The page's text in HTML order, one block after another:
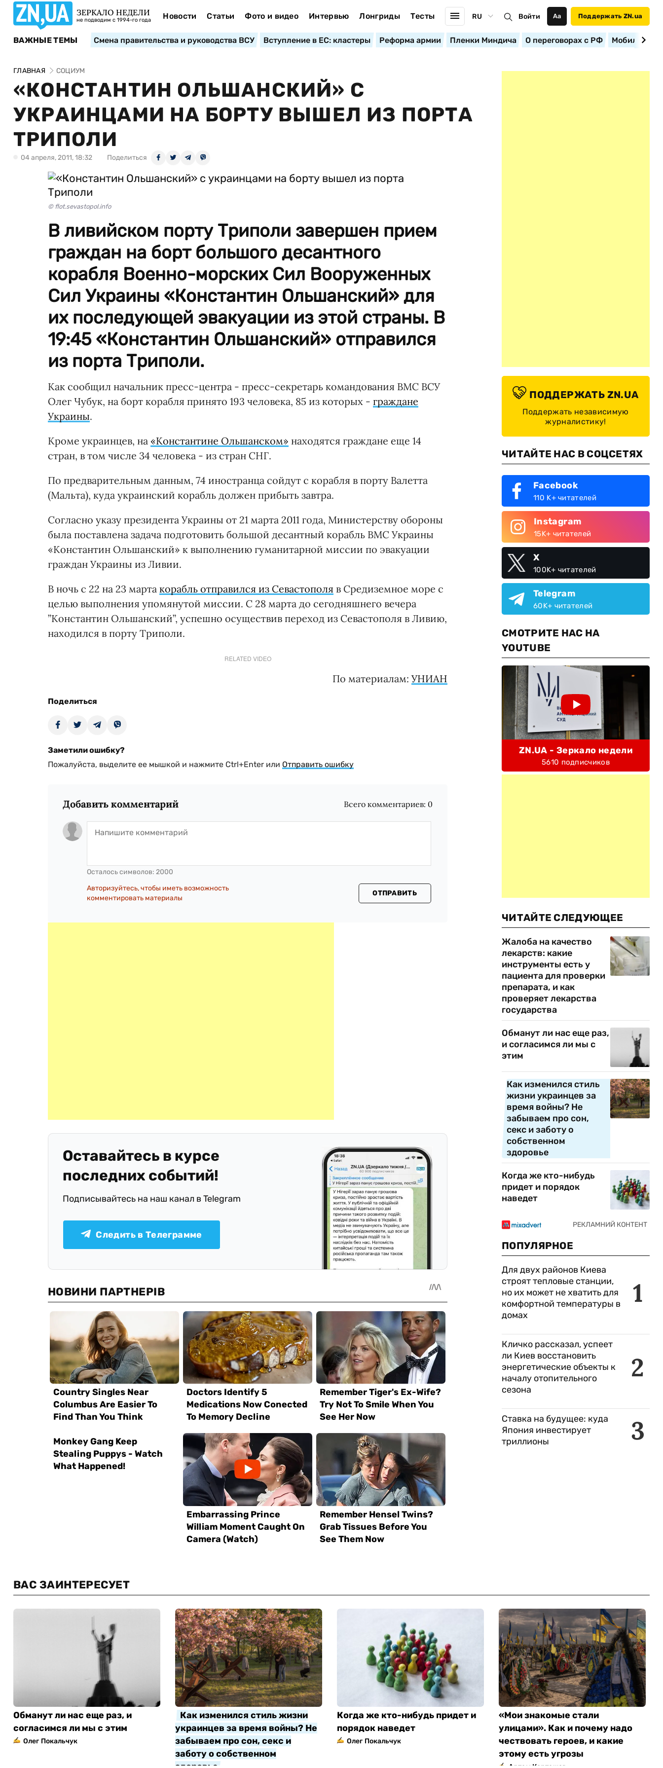
ЗЕРКАЛО НЕДЕЛИ
не подводим с 1994-го года Новости Статьи Фото и видео Интервью Лонгриды Тесты RU Войти Аа Поддержать ZN.ua
ВАЖНЫЕ ТЕМЫ Смена правительства и руководства ВСУ Вступление в ЕС: кластеры Реформа армии Пленки Миндича О переговорах с РФ
ГЛАВНАЯ СОЦИУМ
«КОНСТАНТИН ОЛЬШАНСКИЙ» С
УКРАИНЦАМИ НА БОРТУ ВЫШЕЛ ИЗ ПОРТА
ТРИПОЛИ
04 апреля, 2011, 18:32 Поделиться
© flot.sevastopol.info
В ливийском порту Триполи завершен прием
граждан на борт большого десантного
корабля Военно-морских Сил Вооруженных
Сил Украины «Константин Ольшанский» для
их последующей эвакуации из этой страны. В
19:45 «Константин Ольшанский» отправился
из порта Триполи.
Как сообщил начальник пресс-центра - пресс-секретарь командования ВМС ВСУ
Олег Чубук, на борт корабля принято 193 человека, 85 из которых - граждане
Украины.
Кроме украинцев, на «Константине Ольшанском» находятся граждане еще 14
стран, в том числе 34 человека - из стран СНГ.
По предварительным данным, 74 иностранца сойдут с корабля в порту Валетта
(Мальта), куда украинский корабль должен прибыть завтра.
Согласно указу президента Украины от 21 марта 2011 года, Министерству обороны
была поставлена задача подготовить большой десантный корабль ВМС Украины
«Константин Ольшанский» к выполнению гуманитарной миссии по эвакуации
граждан Украины из Ливии.
В ночь с 22 на 23 марта корабль отправился из Севастополя в Средиземное море с
целью выполнения упомянутой миссии. С 28 марта до сегодняшнего вечера
”Константин Ольшанский”, успешно осуществив переход из Севастополя в Ливию,
находился в порту Триполи.
RELATED VIDEO
По материалам:УНИАН
Поделиться
Заметили ошибку?
Пожалуйста, выделите ее мышкой и нажмите Ctrl+Enter или Отправить ошибку
Добавить комментарий Всего комментариев: 0
Осталось символов: 2000
Авторизуйтесь, чтобы иметь возможность
комментировать материалы
ОТПРАВИТЬ
Оставайтесь в курсе
последних событий!
Подписывайтесь на наш канал в Telegram
Следить в Телеграмме
ПОДДЕРЖАТЬ ZN.UA
Поддержать независимую
журналистику!
ЧИТАЙТЕ НАС В СОЦСЕТЯХ
Facebook
110 K+ читателей
Instagram
15K+ читателей
X
100K+ читателей
Telegram
60K+ читателей
СМОТРИТЕ НАС НА
YOUTUBE
ZN.UA - Зеркало недели
5610 подписчиков
ЧИТАЙТЕ СЛЕДУЮЩЕЕ
Жалоба на качество
лекарств: какие
инструменты есть у
пациента для проверки
препарата, и как
проверяет лекарства
государства
Обманут ли нас еще раз,
и согласимся ли мы с
этим
Как изменился стиль
жизни украинцев за
время войны? Не
забываем про сон,
секс и заботу о
собственном
здоровье
Когда же кто-нибудь
придет и порядок
наведет
ПОПУЛЯРНОЕ
1
Для двух районов Киева
строят тепловые станции,
но их может не хватить для
комфортной температуры в
домах
2
Кличко рассказал, успеет
ли Киев восстановить
энергетические объекты к
началу отопительного
сезона
3
Ставка на будущее: куда
Япония инвестирует
триллионы
ВАС ЗАИНТЕРЕСУЕТ
Обманут ли нас еще раз, и
согласимся ли мы с этим
Олег Покальчук
Как изменился стиль жизни
украинцев за время войны? Не
забываем про сон, секс и
заботу о собственном
Когда же кто-нибудь придет и
порядок наведет
Олег Покальчук
«Мои знакомые стали
улицами». Как и почему надо
чествовать героев, и какие
этому есть угрозы